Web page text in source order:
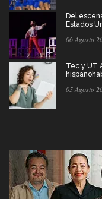
Del
Estados
06 Agosto
Tec y UT
05 Agosto